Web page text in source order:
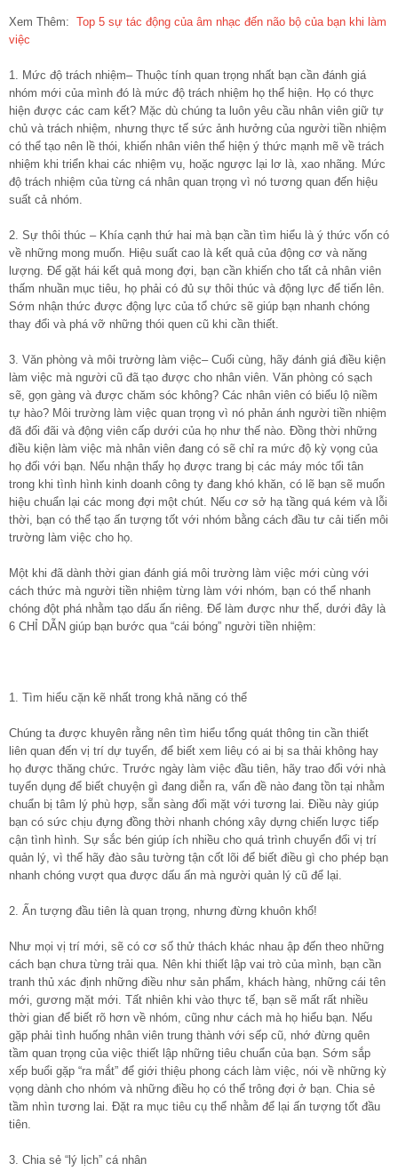
Xem Thêm: Top 5 sự tác động của âm nhạc đến não bộ của bạn khi làm
việc
1. Mức độ trách nhiệm– Thuộc tính quan trọng nhất bạn cần đánh giá
nhóm mới của mình đó là mức độ trách nhiệm họ thể hiện. Họ có thực
hiện được các cam kết? Mặc dù chúng ta luôn yêu cầu nhân viên giữ tự
chủ và trách nhiệm, nhưng thực tế sức ảnh hưởng của người tiền nhiệm
có thể tạo nên lề thói, khiến nhân viên thể hiện ý thức mạnh mẽ về trách
nhiệm khi triển khai các nhiệm vụ, hoặc ngược lại lơ là, xao nhãng. Mức
độ trách nhiệm của từng cá nhân quan trọng vì nó tương quan đến hiệu
suất cả nhóm.
2. Sự thôi thúc – Khía cạnh thứ hai mà bạn cần tìm hiểu là ý thức vốn có
về những mong muốn. Hiệu suất cao là kết quả của động cơ và năng
lượng. Để gặt hái kết quả mong đợi, bạn cần khiến cho tất cả nhân viên
thấm nhuần mục tiêu, họ phải có đủ sự thôi thúc và động lực để tiến lên.
Sớm nhận thức được động lực của tổ chức sẽ giúp bạn nhanh chóng
thay đổi và phá vỡ những thói quen cũ khi cần thiết.
3. Văn phòng và môi trường làm việc– Cuối cùng, hãy đánh giá điều kiện
làm việc mà người cũ đã tạo được cho nhân viên. Văn phòng có sạch
sẽ, gọn gàng và được chăm sóc không? Các nhân viên có biểu lộ niềm
tự hào? Môi trường làm việc quan trọng vì nó phản ánh người tiền nhiệm
đã đối đãi và động viên cấp dưới của họ như thế nào. Đồng thời những
điều kiện làm việc mà nhân viên đang có sẽ chỉ ra mức độ kỳ vọng của
họ đối với bạn. Nếu nhận thấy họ được trang bị các máy móc tối tân
trong khi tình hình kinh doanh công ty đang khó khăn, có lẽ bạn sẽ muốn
hiệu chuẩn lại các mong đợi một chút. Nếu cơ sở hạ tầng quá kém và lỗi
thời, bạn có thể tạo ấn tượng tốt với nhóm bằng cách đầu tư cải tiến môi
trường làm việc cho họ.
Một khi đã dành thời gian đánh giá môi trường làm việc mới cùng với
cách thức mà người tiền nhiệm từng làm với nhóm, bạn có thể nhanh
chóng đột phá nhằm tạo dấu ấn riêng. Để làm được như thế, dưới đây là
6 CHỈ DẪN giúp bạn bước qua “cái bóng” người tiền nhiệm:
1. Tìm hiểu cặn kẽ nhất trong khả năng có thể
Chúng ta được khuyên rằng nên tìm hiểu tổng quát thông tin cần thiết
liên quan đến vị trí dự tuyển, để biết xem liêụ có ai bị sa thải không hay
họ được thăng chức. Trước ngày làm việc đầu tiên, hãy trao đổi với nhà
tuyển dụng để biết chuyện gì đang diễn ra, vấn đề nào đang tồn tại nhằm
chuẩn bị tâm lý phù hợp, sẵn sàng đối mặt với tương lai. Điều này giúp
bạn có sức chịu đựng đồng thời nhanh chóng xây dựng chiến lược tiếp
cận tình hình. Sự sắc bén giúp ích nhiều cho quá trình chuyển đổi vị trí
quản lý, vì thế hãy đào sâu tường tận cốt lõi để biết điều gì cho phép bạn
nhanh chóng vượt qua được dấu ấn mà người quản lý cũ để lại.
2. Ấn tượng đầu tiên là quan trọng, nhưng đừng khuôn khổ!
Như mọi vị trí mới, sẽ có cơ số thử thách khác nhau ập đến theo những
cách bạn chưa từng trải qua. Nên khi thiết lập vai trò của mình, bạn cần
tranh thủ xác định những điều như sản phẩm, khách hàng, những cái tên
mới, gương mặt mới. Tất nhiên khi vào thực tế, bạn sẽ mất rất nhiều
thời gian để biết rõ hơn về nhóm, cũng như cách mà họ hiểu bạn. Nếu
gặp phải tình huống nhân viên trung thành với sếp cũ, nhớ đừng quên
tầm quan trọng của việc thiết lập những tiêu chuẩn của bạn. Sớm sắp
xếp buổi gặp “ra mắt” để giới thiệu phong cách làm việc, nói về những kỳ
vọng dành cho nhóm và những điều họ có thể trông đợi ở bạn. Chia sẻ
tầm nhìn tương lai. Đặt ra mục tiêu cụ thể nhằm để lại ấn tượng tốt đầu
tiên.
3. Chia sẻ “lý lịch” cá nhân